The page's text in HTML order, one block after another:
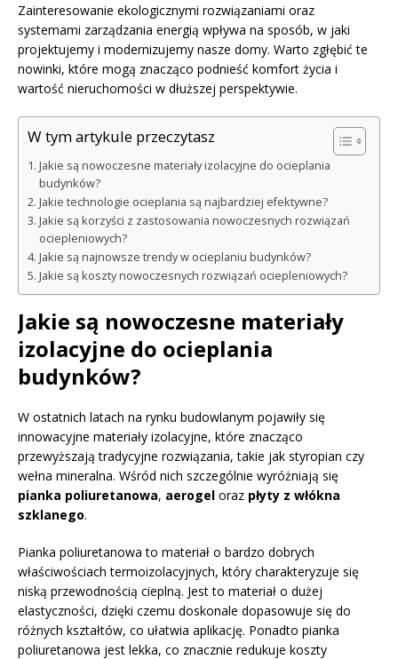
Zainteresowanie ekologicznymi rozwiązaniami oraz
systemami zarządzania energią wpływa na sposób, w jaki
projektujemy i modernizujemy nasze domy. Warto zgłębić te
nowinki, które mogą znacząco podnieść komfort życia i
wartość nieruchomości w dłuższej perspektywie.
W tym artykule przeczytasz
Jakie są nowoczesne materiały izolacyjne do ocieplania
budynków?
Jakie technologie ocieplania są najbardziej efektywne?
Jakie są korzyści z zastosowania nowoczesnych rozwiązań
ociepleniowych?
Jakie są najnowsze trendy w ocieplaniu budynków?
Jakie są koszty nowoczesnych rozwiązań ociepleniowych?
Jakie są nowoczesne materiały
izolacyjne do ocieplania
budynków?
W ostatnich latach na rynku budowlanym pojawiły się
innowacyjne materiały izolacyjne, które znacząco
przewyższają tradycyjne rozwiązania, takie jak styropian czy
wełna mineralna. Wśród nich szczególnie wyróżniają się
pianka poliuretanowa, aerogel oraz płyty z włókna
szklanego.
Pianka poliuretanowa to materiał o bardzo dobrych
właściwościach termoizolacyjnych, który charakteryzuje się
niską przewodnością cieplną. Jest to materiał o dużej
elastyczności, dzięki czemu doskonale dopasowuje się do
różnych kształtów, co ułatwia aplikację. Ponadto pianka
poliuretanowa jest lekka, co znacznie redukuje koszty